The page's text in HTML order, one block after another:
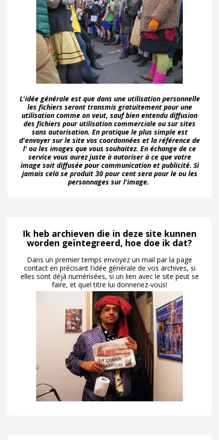
L'idée générale est que dans une utilisation personnelle
les fichiers seront transmis gratuitement pour une
utilisation comme on veut, sauf bien entendu diffusion
des fichiers pour utilisation commerciale ou sur sites
sans autorisation. En pratique le plus simple est
d'envoyer sur le site vos coordonnées et la référence de
l' ou les images que vous souhaitez. En échange de ce
service vous aurez juste à autoriser à ce que votre
image soit diffusée pour communication et publicité. Si
jamais celà se produit 30 pour cent sera pour le ou les
personnages sur l'image.
Ik heb archieven die in deze site kunnen
worden geïntegreerd, hoe doe ik dat?
Dans un premier temps envoyez un mail par la page
contact en précisant l'idée générale de vos archives, si
elles sont déjà numérisées, si un lien avec le site peut se
faire, et quel titre lui donneriez-vous!